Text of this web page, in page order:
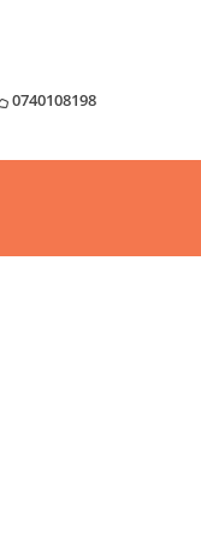
0740108198